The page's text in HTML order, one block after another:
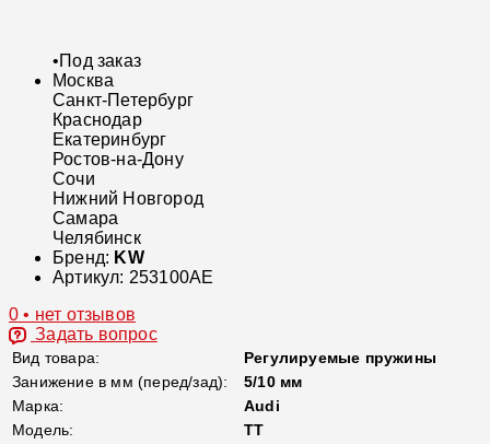
•Под заказ
Москва
Санкт-Петербург
Краснодар
Екатеринбург
Ростов-на-Дону
Сочи
Нижний Новгород
Самара
Челябинск
Бренд: KW
Артикул: 253100AE
0 • нет отзывов
Задать вопрос
Вид товара:
Регулируемые пружины
Занижение в мм (перед/зад):
5/10 мм
Марка:
Audi
Модель:
TT